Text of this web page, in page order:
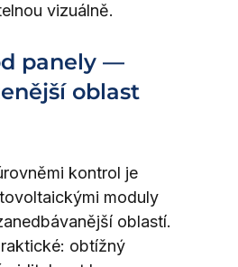
vizuálně.
panely —
oblast
kontrol je
moduly
oblastí.
obtížný